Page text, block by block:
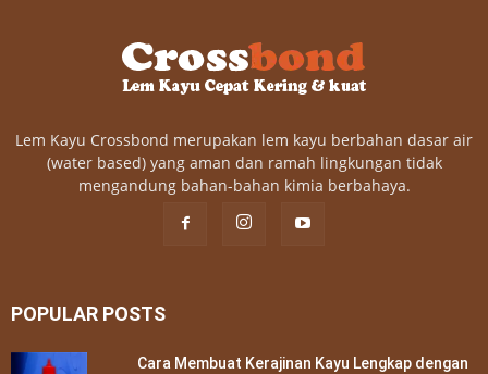
Lem Kayu Crossbond merupakan lem kayu berbahan dasar air
(water based) yang aman dan ramah lingkungan tidak
mengandung bahan-bahan kimia berbahaya.
POPULAR POSTS
Cara Membuat Kerajinan Kayu Lengkap dengan